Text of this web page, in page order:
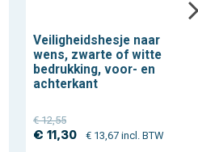
Veiligheidshesje naar
wens, zwarte of witte
bedrukking, voor- en
achterkant
€ 12,55
€ 11,30 € 13,67 incl. BTW